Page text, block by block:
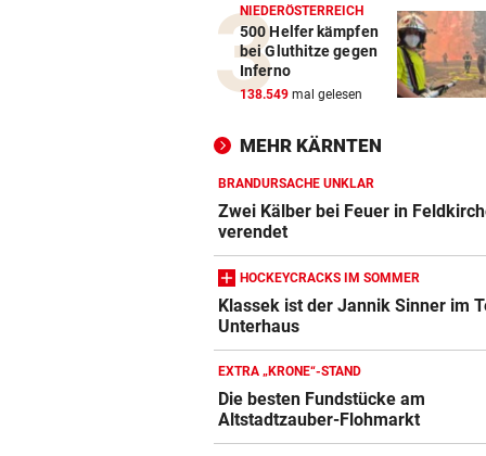
NIEDERÖSTERREICH
500 Helfer kämpfen
bei Gluthitze gegen
Inferno
138.549 mal gelesen
MEHR KÄRNTEN
BRANDURSACHE UNKLAR
Zwei Kälber bei Feuer in
verendet
HOCKEYCRACKS IM SOMMER
Klassek ist der Jannik Sinner im
Unterhaus
EXTRA „KRONE“-STAND
Die besten Fundstücke am
Altstadtzauber-Flohmarkt